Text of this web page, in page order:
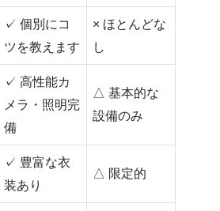
✓ 個別にコ
ツを教えます
× ほとんどな
し
✓ 高性能カ
メラ・照明完
備
△ 基本的な
設備のみ
✓ 豊富な衣
装あり
△ 限定的